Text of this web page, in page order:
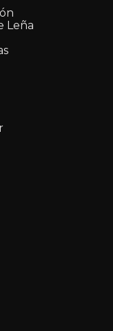
Leña